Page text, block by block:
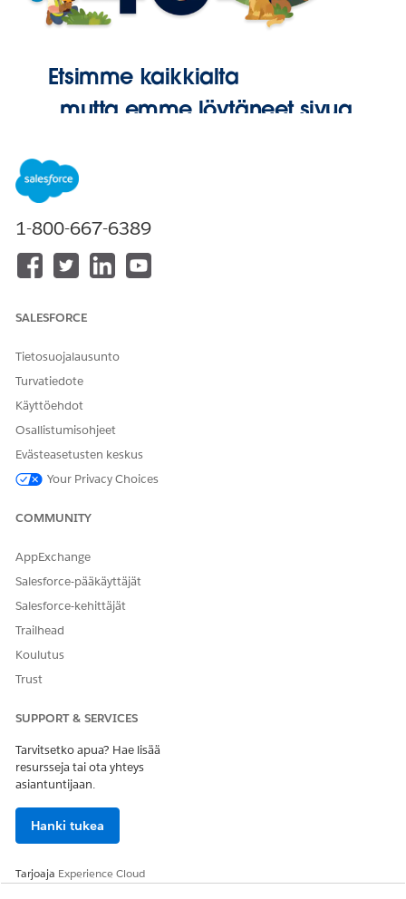
Etsimme kaikkialta
, mutta emme löytäneet sivua.
1-800-667-6389
SALESFORCE
Tietosuojalausunto
Turvatiedote
Käyttöehdot
Osallistumisohjeet
Evästeasetusten keskus
Your Privacy Choices
COMMUNITY
AppExchange
Salesforce-pääkäyttäjät
Salesforce-kehittäjät
Trailhead
Koulutus
Trust
SUPPORT & SERVICES
Tarvitsetko apua? Hae lisää
resursseja tai ota yhteys
asiantuntijaan.
Hanki tukea
Tarjoaja Experience Cloud